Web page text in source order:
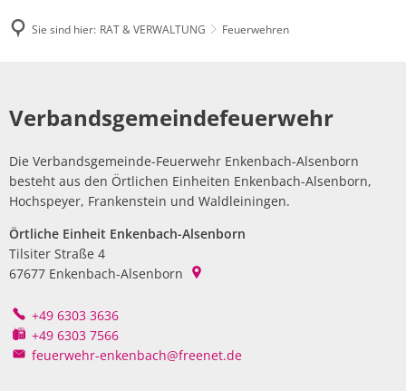
Sie sind hier: RAT & VERWALTUNG Feuerwehren
Verbandsgemeindefeuerwehr
Die Verbandsgemeinde-Feuerwehr Enkenbach-Alsenborn
besteht aus den Örtlichen Einheiten Enkenbach-Alsenborn,
Hochspeyer, Frankenstein und Waldleiningen.
Örtliche Einheit Enkenbach-Alsenborn
Tilsiter Straße 4
67677 Enkenbach-Alsenborn
+49 6303 3636
+49 6303 7566
feuerwehr-enkenbach@freenet.de